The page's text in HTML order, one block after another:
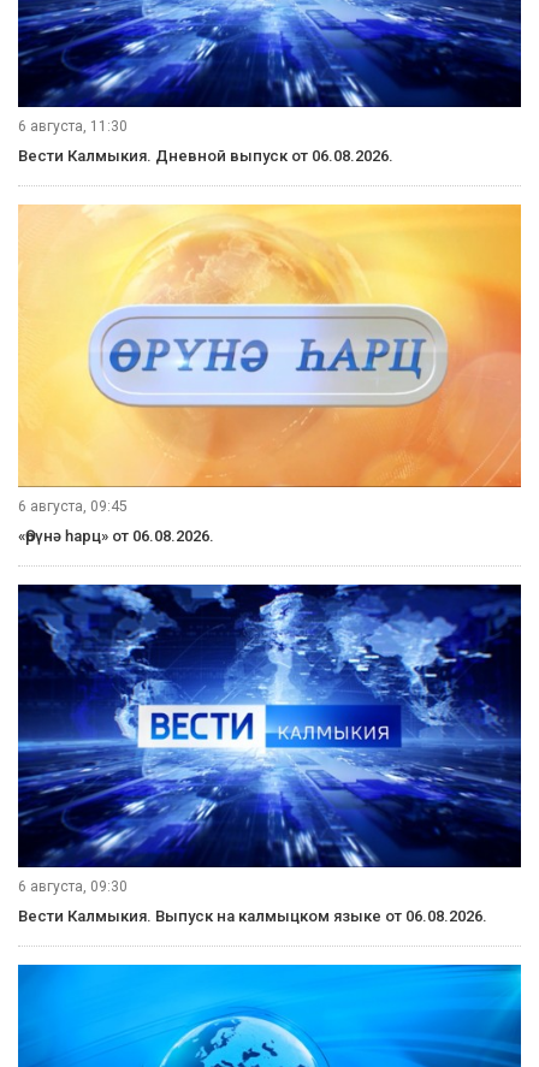
6 августа, 11:30
Вести Калмыкия. Дневной выпуск от 06.08.2026.
6 августа, 09:45
«Өрүнә һарц» от 06.08.2026.
6 августа, 09:30
Вести Калмыкия. Выпуск на калмыцком языке от 06.08.2026.